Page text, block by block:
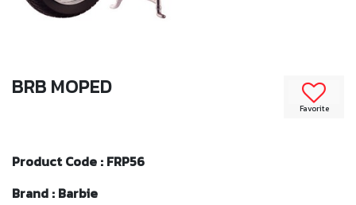
Favorite
BRB MOPED
Product Code : FRP56
Brand : Barbie